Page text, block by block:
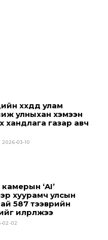
miss
our newsletter
loop.
SUBSCRIBE
хүүхдүүд улам
улныхан хэмээн
хандлага газар авч
2026-03-10
‘AI’
хуурамч улсын
587 тээврийн
илрүүлжээ
02-02